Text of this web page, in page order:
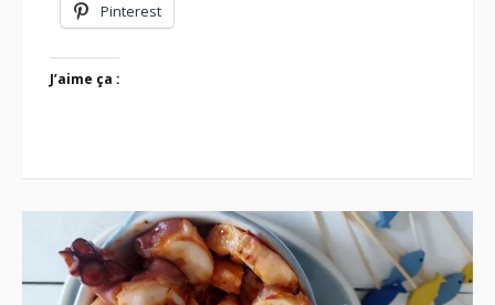
Pinterest
J’aime ça :